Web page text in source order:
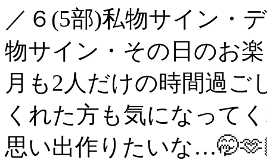
／６(5部)私物サイン・
物サイン・その日のお
月も2人だけの時間過
くれた方も気になって
思い出作りたいな